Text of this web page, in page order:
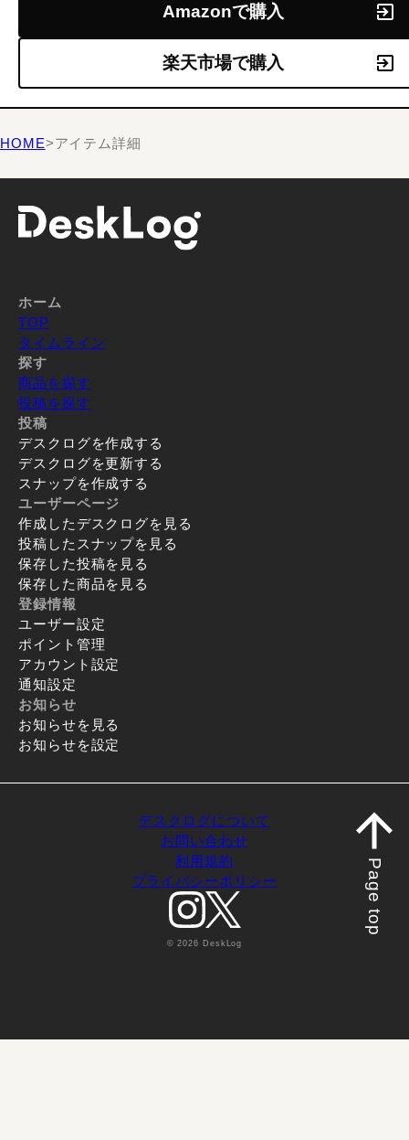
Amazonで購入
楽天市場で購入
HOME>アイテム詳細
ホーム
TOP
タイムライン
探す
商品を探す
投稿を探す
投稿
デスクログを作成する
デスクログを更新する
スナップを作成する
ユーザーページ
作成したデスクログを見る
投稿したスナップを見る
保存した投稿を見る
保存した商品を見る
登録情報
ユーザー設定
ポイント管理
アカウント設定
通知設定
お知らせ
お知らせを見る
お知らせを設定
デスクログについて
お問い合わせ
利用規約
プライバシーポリシー
© 2026 DeskLog
Page top